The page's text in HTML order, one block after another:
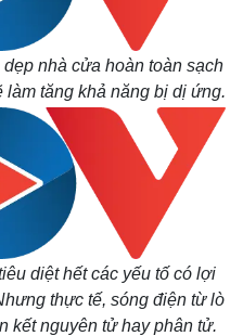
nhà cửa hoàn toàn sạch
làm tăng khả năng bị dị ứng.
diệt hết các yếu tố có lợi
thực tế, sóng điện từ lò
kết nguyên tử hay phân tử.